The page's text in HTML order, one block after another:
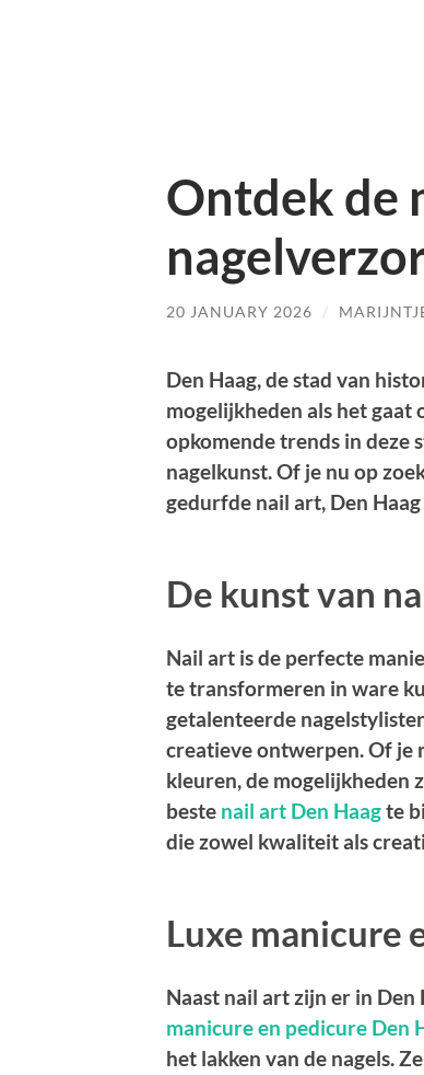
Ontdek de
20 JANUARY 2026 /
Den Haag, de stad van
mogelijkheden als het gaat
opkomende trends in deze
nagelkunst. Of je nu op
gedurfde nail art, Den
De kunst van
Nail art is de perfecte
te transformeren in ware
getalenteerde
creatieve ontwerpen. Of je
kleuren, de mogelijkheden
beste nail art Den Haagte
die zowel kwaliteit als
Luxe manicure
Naast nail art zijn er in
manicure en pedicure Den
het lakken van de nagels.